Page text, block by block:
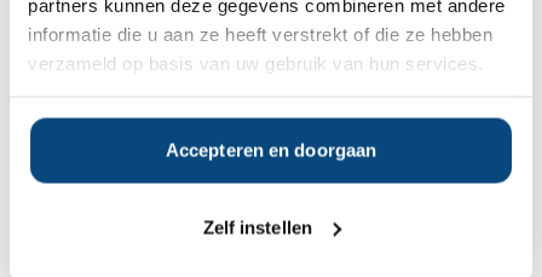
partners kunnen deze gegevens combineren met andere
informatie die u aan ze heeft verstrekt of die ze hebben
verzameld op basis van uw gebruik van hun services.
Accepteren en doorgaan
Zelf instellen
Gratis Selectierapport